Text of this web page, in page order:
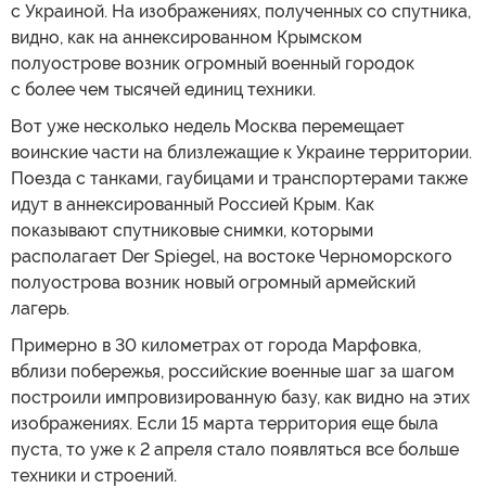
с Украиной. На изображениях, полученных со спутника,
видно, как на аннексированном Крымском
полуострове возник огромный военный городок
с более чем тысячей единиц техники.
Вот уже несколько недель Москва перемещает
воинские части на близлежащие к Украине территории.
Поезда с танками, гаубицами и транспортерами также
идут в аннексированный Россией Крым. Как
показывают спутниковые снимки, которыми
располагает Der Spiegel, на востоке Черноморского
полуострова возник новый огромный армейский
лагерь.
Примерно в 30 километрах от города Марфовка,
вблизи побережья, российские военные шаг за шагом
построили импровизированную базу, как видно на этих
изображениях. Если 15 марта территория еще была
пуста, то уже к 2 апреля стало появляться все больше
техники и строений.